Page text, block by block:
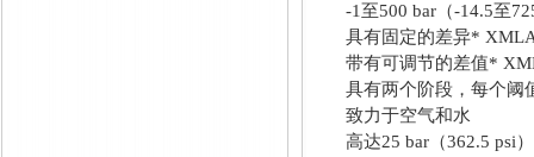
-1至500 bar（-14.5至
具有固定的差异*
带有可调节的差值*
具有两个阶段，每个阈
致力于空气和水
高达25 bar（362.5 psi